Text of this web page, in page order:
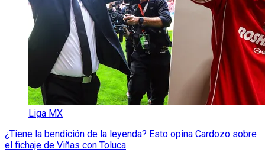
Liga MX
¿Tiene la bendición de la leyenda? Esto opina Cardozo sobre
el fichaje de Viñas con Toluca